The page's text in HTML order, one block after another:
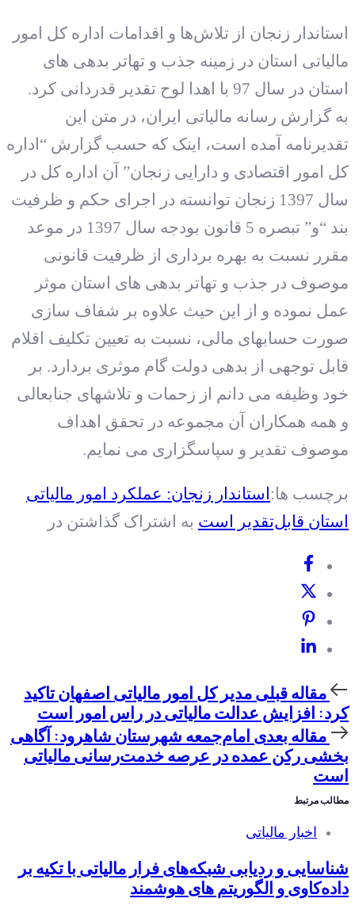
استاندار زنجان از تلاش‌ها و اقدامات اداره کل امور
مالیاتی استان در زمینه جذب و تهاتر بدهی های
استان در سال 97 با اهدا لوح تقدیر قدردانی کرد.
به گزارش رسانه مالیاتی ایران، در متن این
تقدیرنامه آمده است، اینک که حسب گزارش “اداره
کل امور اقتصادی و دارایی زنجان” آن اداره کل در
سال 1397 زنجان توانسته در اجرای حکم و ظرفیت
بند “و” تبصره 5 قانون بودجه سال 1397 در موعد
مقرر نسبت به بهره برداری از ظرفیت قانونی
موصوف در جذب و تهاتر بدهی های استان موثر
عمل نموده و از این حیث علاوه بر شفاف سازی
صورت حسابهای مالی، نسبت به تعیین تکلیف اقلام
قابل توجهی از بدهی دولت گام موثری بردارد. بر
خود وظیفه می دانم از زحمات و تلاشهای جنابعالی
و همه همکاران آن مجموعه در تحقق اهداف
موصوف تقدیر و سپاسگزاری می نمایم.
برچسب ها: استاندار زنجان: عملکرد امور مالیاتی
استان قابل‌تقدیر است به اشتراک گذاشتن در
مقاله
قبلی
مقاله قبلیمدیر کل امور مالیاتی اصفهان تاکید
کرد: افزایش عدالت مالیاتی در راس امور است
مقاله
بعدی
مقاله بعدی امام‌جمعه شهرستان شاهرود: آگاهی
بخشی رکن عمده در عرصه خدمت‌رسانی مالیاتی
است
مطالب مرتبط
اخبار مالیاتی
شناسایی و ردیابی شبکه‌های فرار مالیاتی با تکیه بر
داده‌کاوی و الگوریتم های هوشمند